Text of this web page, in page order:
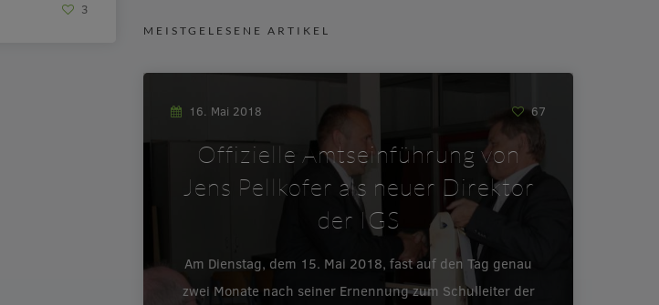
3
MEISTGELESENE ARTIKEL
16. Mai 2018 67
Offizielle Amtseinführung von
Jens Pellkofer als neuer Direktor
der IGS
Am Dienstag, dem 15. Mai 2018, fast auf den Tag genau
zwei Monate nach seiner Ernennung zum Schulleiter der